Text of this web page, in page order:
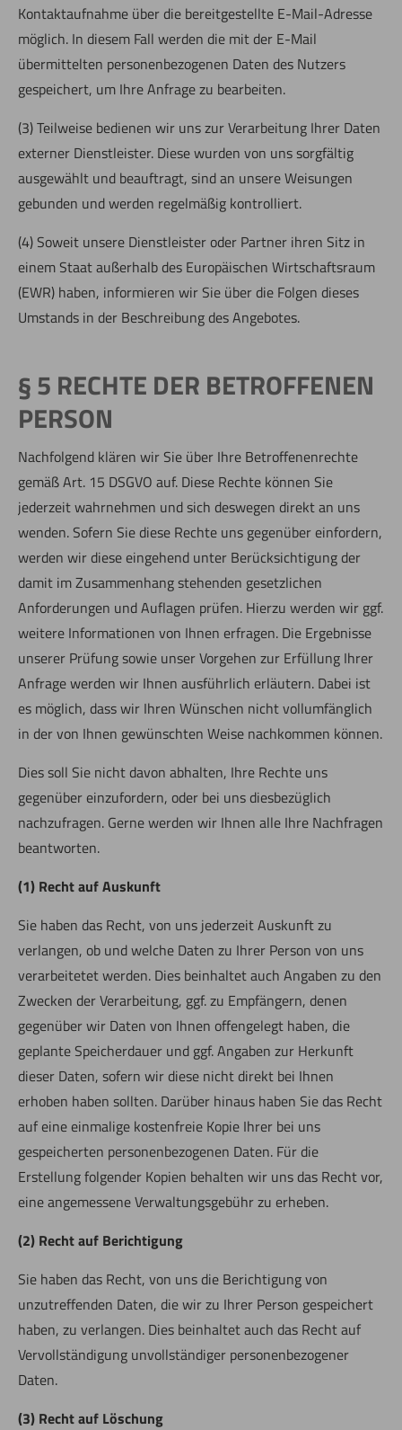
Kontaktaufnahme über die bereitgestellte E-Mail-Adresse
möglich. In diesem Fall werden die mit der E-Mail
übermittelten personenbezogenen Daten des Nutzers
gespeichert, um Ihre Anfrage zu bearbeiten.
(3) Teilweise bedienen wir uns zur Verarbeitung Ihrer Daten
externer Dienstleister. Diese wurden von uns sorgfältig
ausgewählt und beauftragt, sind an unsere Weisungen
gebunden und werden regelmäßig kontrolliert.
(4) Soweit unsere Dienstleister oder Partner ihren Sitz in
einem Staat außerhalb des Europäischen Wirtschaftsraum
(EWR) haben, informieren wir Sie über die Folgen dieses
Umstands in der Beschreibung des Angebotes.
§ 5 RECHTE DER BETROFFENEN
PERSON
Nachfolgend klären wir Sie über Ihre Betroffenenrechte
gemäß Art. 15 DSGVO auf. Diese Rechte können Sie
jederzeit wahrnehmen und sich deswegen direkt an uns
wenden. Sofern Sie diese Rechte uns gegenüber einfordern,
werden wir diese eingehend unter Berücksichtigung der
damit im Zusammenhang stehenden gesetzlichen
Anforderungen und Auflagen prüfen. Hierzu werden wir ggf.
weitere Informationen von Ihnen erfragen. Die Ergebnisse
unserer Prüfung sowie unser Vorgehen zur Erfüllung Ihrer
Anfrage werden wir Ihnen ausführlich erläutern. Dabei ist
es möglich, dass wir Ihren Wünschen nicht vollumfänglich
in der von Ihnen gewünschten Weise nachkommen können.
Dies soll Sie nicht davon abhalten, Ihre Rechte uns
gegenüber einzufordern, oder bei uns diesbezüglich
nachzufragen. Gerne werden wir Ihnen alle Ihre Nachfragen
beantworten.
(1) Recht auf Auskunft
Sie haben das Recht, von uns jederzeit Auskunft zu
verlangen, ob und welche Daten zu Ihrer Person von uns
verarbeitetet werden. Dies beinhaltet auch Angaben zu den
Zwecken der Verarbeitung, ggf. zu Empfängern, denen
gegenüber wir Daten von Ihnen offengelegt haben, die
geplante Speicherdauer und ggf. Angaben zur Herkunft
dieser Daten, sofern wir diese nicht direkt bei Ihnen
erhoben haben sollten. Darüber hinaus haben Sie das Recht
auf eine einmalige kostenfreie Kopie Ihrer bei uns
gespeicherten personenbezogenen Daten. Für die
Erstellung folgender Kopien behalten wir uns das Recht vor,
eine angemessene Verwaltungsgebühr zu erheben.
(2) Recht auf Berichtigung
Sie haben das Recht, von uns die Berichtigung von
unzutreffenden Daten, die wir zu Ihrer Person gespeichert
haben, zu verlangen. Dies beinhaltet auch das Recht auf
Vervollständigung unvollständiger personenbezogener
Daten.
(3) Recht auf Löschung